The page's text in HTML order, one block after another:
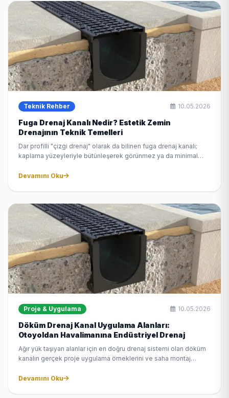
Teknik Rehber 10.05.2026
Fuga Drenaj Kanalı Nedir? Estetik Zemin
Drenajının Teknik Temelleri
Dar profilli "çizgi drenaj" olarak da bilinen fuga drenaj kanalı;
kaplama yüzeyleriyle bütünleşerek görünmez ya da minimal
çıkan bu sistemin özelliklerini açıklıyoruz.
Devamını Oku
Proje & Uygulama 10.05.2026
Döküm Drenaj Kanal Uygulama Alanları:
Otoyoldan Havalimanına Endüstriyel Drenaj
Ağır yük taşıyan alanlar için en doğru drenaj sistemi olan döküm
kanalın gerçek proje uygulama örneklerini ve saha montaj
Devamını Oku